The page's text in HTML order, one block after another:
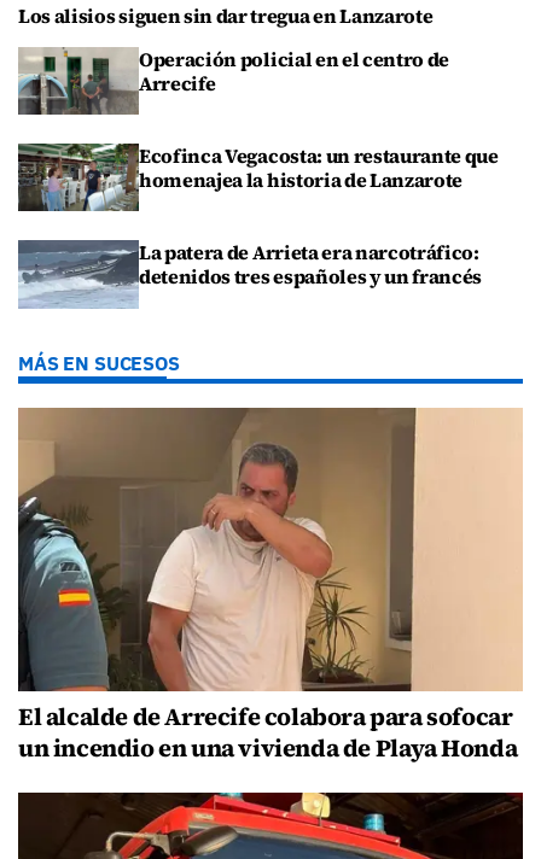
Los alisios siguen sin dar tregua en Lanzarote
Operación policial en el centro de
Arrecife
Ecofinca Vegacosta: un restaurante que
homenajea la historia de Lanzarote
La patera de Arrieta era narcotráfico:
detenidos tres españoles y un francés
MÁS EN SUCESOS
El alcalde de Arrecife colabora para sofocar
un incendio en una vivienda de Playa Honda